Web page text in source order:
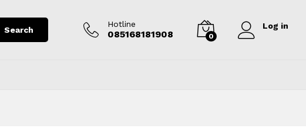
Search
Hotline
085168181908 0
Log in